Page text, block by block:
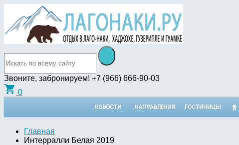
Звоните, забронируем! +7 (966) 666-90-03
shopping_cart 0
НОВОСТИ НАПРАВЛЕНИЯ ГОСТИНИЦЫ
Главная
Интерралли Белая 2019